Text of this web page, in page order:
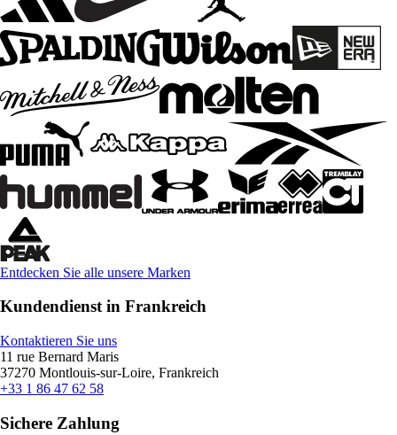
Entdecken Sie alle unsere Marken
Kundendienst in Frankreich
Kontaktieren Sie uns
11 rue Bernard Maris
37270 Montlouis-sur-Loire, Frankreich
+33 1 86 47 62 58
Sichere Zahlung